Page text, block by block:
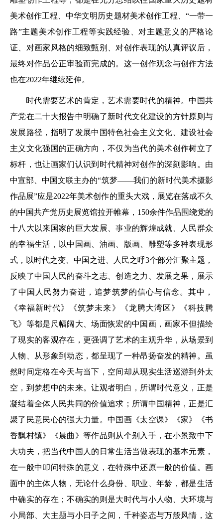
美术创作工程、中华文明历史题材美术创作工程、“一带一
路”主题美术创作工程等实践经验、对主题意义的严格论
证、对画家风格的细致甄别、对创作表现的认真评议后，
最终对作品公正审验而完成的。这一创作观念与创作方法
也在2022年继续延伸。
时代需要艺术的肯定，艺术需要时代的精神。中国共
产党在二十大报告中明确了新时代文化建设的方针原则与
发展路径，指明了发展中国特色社会主义文化、建设社会
主义文化强国的正确方向，不仅为当代的美术创作树立了
标杆，也让画家们认识到时代精神对创作的深刻影响。由
中宣部、中国文联主办的“筑梦——我们的新时代美术摄影
作品展”应是2022年美术创作的重头大戏，展览在落成不久
的中国共产党历史展览馆拉开帷幕，150余件作品围绕党的
十八大以来国家的巨大发展、事业的辉煌成就、人民群众
的幸福生活，以中国画、油画、版画、雕塑等多种表现形
式，以时代之变、中国之进、人民之呼3个部分汇聚主题，
反映了中国人民的奋斗之志、创造之力、发展之果，展示
了中国人民努力奋进，追梦筑梦的信心与信念。其中，
《幸福新时代》《筑梦未来》《龙腾大湾区》《科技腾
飞》等都是尺幅阔大、场面恢宏的中国画，画家不但描绘
了现实的客观存在，更强调了艺术的主观升华，从场景到
人物、从形象到动态，都呈现了一种昂扬奋发的精神。虽
然时间定格在今天与当下，空间却从现实生活巡游到外太
空，到梦想中的未来。让观者明白，所谓时代意义，正是
凝结着全体人民共同的价值追求；所谓中国精神，正是汇
聚了民意民心的强大力量。中国画《太空课》《家》《书
香飘村镇》《晨曲》等作品则从个别入手，在小景致中下
大功夫，把当代中国人的日常生活当做表现的基本元素，
在一般中叩问特殊的意义，在特殊中还原一般的价值。画
面中的主体人物，无论什么身份、职业、年龄，都是生活
中确实的存在；不确实的则是大时代与小人物、大环境与
小局部、大主题与小日子之间，千种姿态与万般风情，这